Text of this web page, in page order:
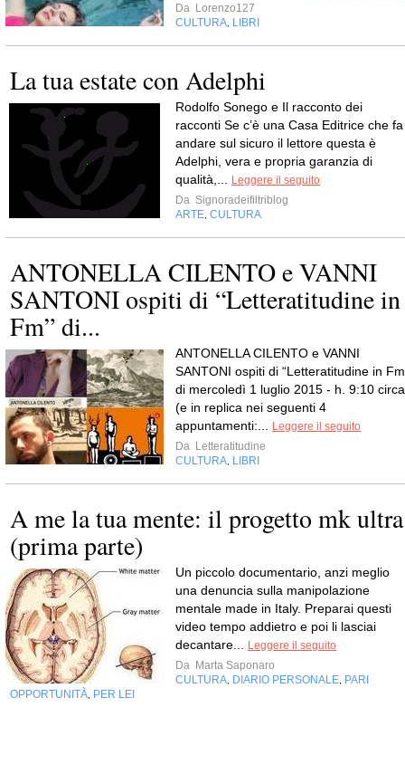
Da Lorenzo127
CULTURA LIBRI
La tua estate con Adelphi
Rodolfo Sonego e Il racconto dei
racconti Se c’è una Casa Editrice che fa
andare sul sicuro il lettore questa è
Adelphi, vera e propria garanzia di
qualità,...
Leggere il seguito
Da Signoradeifiltriblog
ARTE CULTURA
ANTONELLA CILENTO e VANNI
SANTONI ospiti di “Letteratitudine in
Fm” di...
ANTONELLA CILENTO e VANNI
SANTONI ospiti di “Letteratitudine in
di mercoledì 1 luglio 2015 - h. 9:10 circa
(e in replica nei seguenti 4
appuntamenti:...
Leggere il seguito
Da Letteratitudine
CULTURA LIBRI
A me la tua mente: il progetto mk ultra
(prima parte)
Un piccolo documentario, anzi meglio
una denuncia sulla manipolazione
mentale made in Italy. Preparai questi
video tempo addietro e poi li lasciai
decantare...
Leggere il seguito
Da Marta Saponaro
CULTURA DIARIO PERSONALE PARI
OPPORTUNITÀ PER LEI